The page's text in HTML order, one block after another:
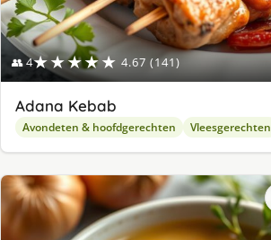
👥 4★★★★★ 4.67 (141)
Adana Kebab
Avondeten & hoofdgerechten Vleesgerechten